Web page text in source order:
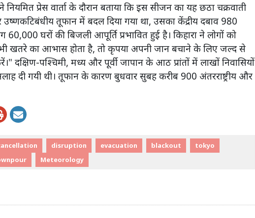
नियमित प्रेस वार्ता के दौरान बताया कि इस सीजन का यह छठा चक्रवाती
तूफान में बदल दिया गया था, उसका केंद्रीय दबाव 980
घरों की बिजली आपूर्ति प्रभावित हुई है। किहारा ने लोगों को
खतरे का आभास होता है, तो कृपया अपनी जान बचाने के लिए जल्द से
पश्चिमी, मध्य और पूर्वी जापान के आठ प्रांतों में लाखों निवासियों
दी गयी थी। तूफान के कारण बुधवार सुबह करीब 900 अंतरराष्ट्रीय और
disruption evacuation blackout
tokyo
Meteorology